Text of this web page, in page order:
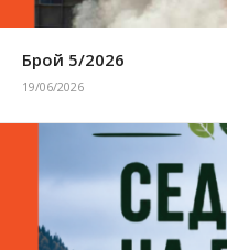
Брой 5/2026
19/06/2026